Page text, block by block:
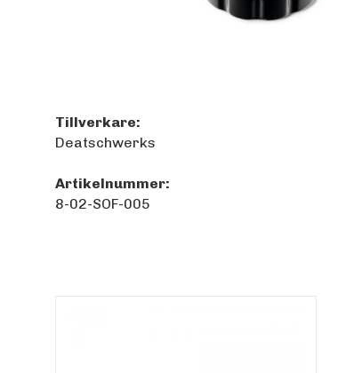
Tillverkare:
Deatschwerks
Artikelnummer:
8-02-SOF-005